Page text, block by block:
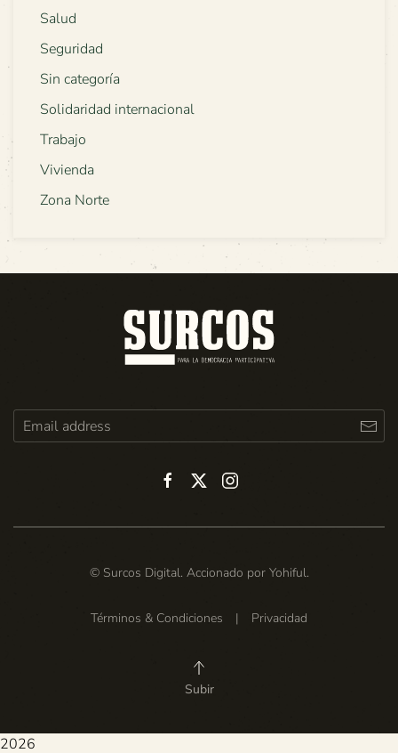
Salud
Seguridad
Sin categoría
Solidaridad internacional
Trabajo
Vivienda
Zona Norte
© Surcos Digital. Accionado por Yohiful.
Términos & Condiciones | Privacidad
Subir
2026